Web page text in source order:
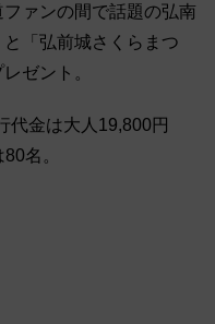
ァンの間で話題の弘南
「弘前城さくらまつ
ゼント。
代金は大人19,800円
名。